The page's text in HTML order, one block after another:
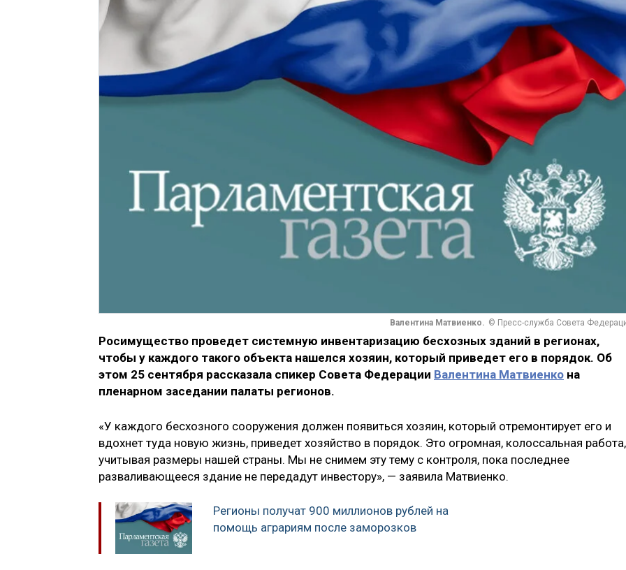
Валентина Матвиенко. © Пресс-служба Совета
Росимущество проведет системную инвентаризацию бесхозных зданий в регионах,
чтобы у каждого такого объекта нашелся хозяин, который приведет его в порядок. Об
этом 25 сентября рассказала спикер Совета Федерации Валентина Матвиенко на
пленарном заседании палаты регионов.
«У каждого бесхозного сооружения должен появиться хозяин, который отремонтирует его и
вдохнет туда новую жизнь, приведет хозяйство в порядок. Это огромная, колоссальная работа,
учитывая размеры нашей страны. Мы не снимем эту тему с контроля, пока последнее
разваливающееся здание не передадут инвестору», — заявила Матвиенко.
Регионы получат 900 миллионов рублей на
помощь аграриям после заморозков